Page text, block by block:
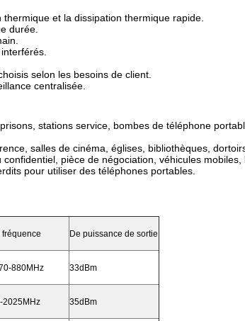
et la dissipation thermique rapide.
durée.
selon les besoins de client.
centralisée.
stations service, bombes de téléphone
salles de cinéma, églises, bibliothèques,
pièce de négociation, véhicules
pour utiliser des téléphones portables.
fréquence De puissance de sortie
880MHz 33dBm
2025MHz 35dBm